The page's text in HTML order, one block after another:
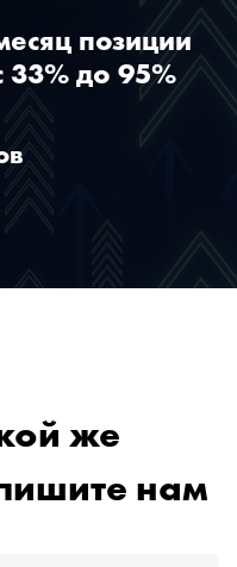
позиции
33% до 95%
же
нам